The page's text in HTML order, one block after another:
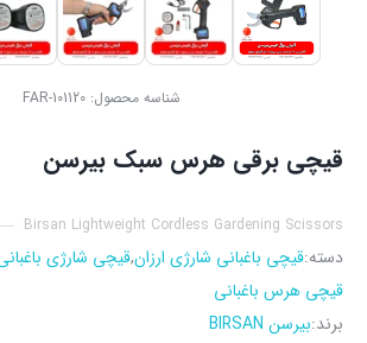
شناسه محصول:FAR-101120
قیچی برقی هرس سبک بیرسن
Birsan Lightweight Cordless Gardening Scissors
دسته:قیچی باغبانی شارژی ارزان,قیچی شارژی
قیچی هرس باغبانی
برند:بیرسن BIRSAN